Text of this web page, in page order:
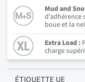
Mud and
d'adhérence
boue et la
Extra Load :
charge
ÉTIQUETTE UE